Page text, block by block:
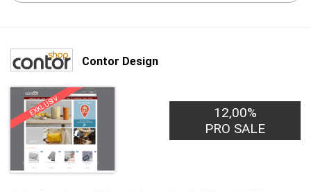
Contor Design
EXKLUSIV
12,00%
PRO SALE